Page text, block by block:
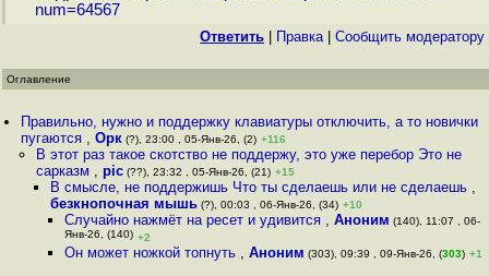
num=64567
Ответить Правка| Cообщить модератору
Оглавление
Правильно, нужно и поддержку клавиатуры отключить, а то новички
пугаются ,Орк (?), 23:00 , 05-Янв-26, (2) +116
В этот раз такое скотство не поддержу, это уже перебор Это не
сарказм , pic(??), 23:32 , 05-Янв-26, (21) +15
В смысле, не поддержишь Что ты сделаешь или не сделаешь ,
безкнопочная мышь(?), 00:03 , 06-Янв-26, (34) +10
Случайно нажмёт на ресет и удивится ,Аноним (140), 11:07 , 06-
Янв-26, (140) +2
Он может ножкой топнуть ,Аноним (303), 09:39 , 09-Янв-26, (303) +1